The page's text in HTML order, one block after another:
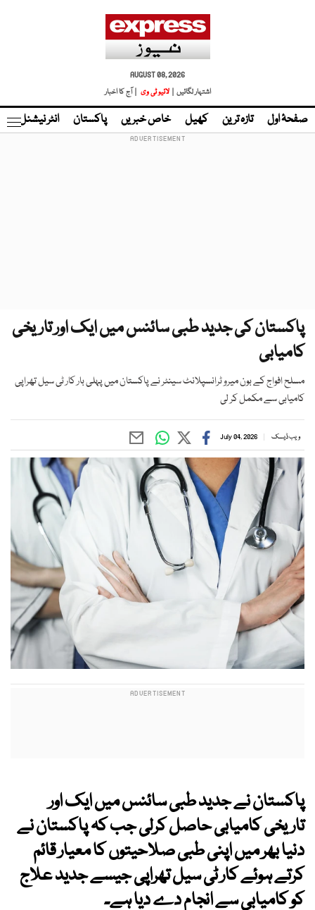
AUGUST 08, 2026
اشتہار لگائیں |
لائیو ٹی وی | آج کا اخبار
صفحۂ اول تازہ ترین کھیل خاص خبریں پاکستان انٹر نیشنل
پاکستان کی جدید طبی سائنس میں ایک اور تاریخی
کامیابی
مسلح افواج کے بون میرو ٹرانسپلانٹ سینٹر نے پاکستان میں پہلی بار کار ٹی سیل تھراپی
کامیابی سے مکمل کر لی
ویب ڈیسک July 04, 2026
پاکستان نے جدید طبی سائنس میں ایک اور
تاریخی کامیابی حاصل کرلی جب کہ پاکستان نے
دنیا بھر میں اپنی طبی صلاحیتوں کا معیار قائم
کرتے ہوئے کار ٹی سیل تھراپی جیسے جدید علاج
کو کامیابی سے انجام دے دیا ہے۔